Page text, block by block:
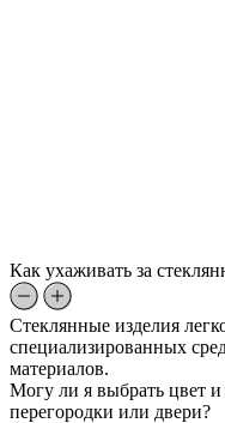
Как ухаживать за
Стеклянные изделия
специализированных
материалов.
Могу ли я выбрать цвет
перегородки или двери?